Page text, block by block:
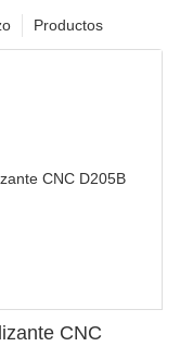
Productos
CNC